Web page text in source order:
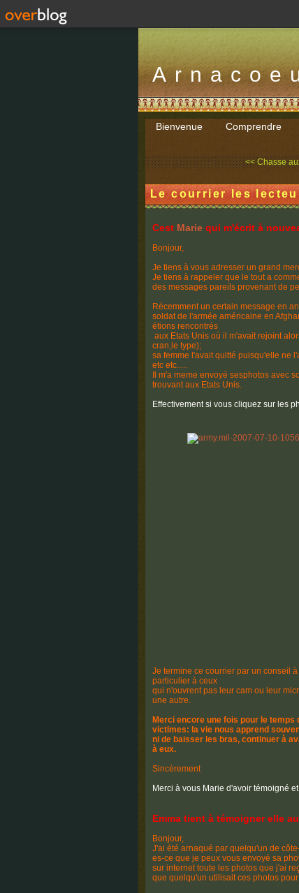
Bienvenue Comprendre
<< Chasse
Le courrier les
Cest Marie qui m'écrit à
Bonjour,
Je tiens à vous adresser un grand
Je tiens à rappeler que le tout a
des messages pareils provenant de
Récemment un certain message en
soldat de l'armée américaine en
étions rencontrés
aux Etats Unis où il m'avait rejoint
cran,le type);
sa femme l'avait quitté puisqu'elle ne
etc etc.....
Il m'a meme envoyé sesphotos avec
trouvant aux Etats Unis.
Effectivement si vous cliquez sur les
Je termine ce courrier par un conseil
particulier à ceux
qui n'ouvrent pas leur cam ou leur
une autre.
Merci encore une fois pour le
victimes: la vie nous apprend
ni de baisser les bras, continuer à
à eux.
Sincèrement
Merci à vous Marie d'avoir témoigné
Emma tient à témoigner elle
Bonjour,
J'ai été arnaqué par quelqu'un de
es-ce que je peux vous envoyé sa
sur internet toute les photos que j'ai
que quelqu'un utilisait ces photos